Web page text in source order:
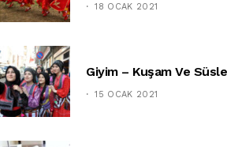
18 OCAK 2021
Giyim – Kuşam Ve
15 OCAK 2021